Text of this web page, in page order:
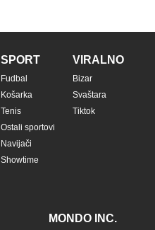
SPORT
Fudbal
Košarka
Tenis
Ostali sportovi
Navijači
Showtime
VIRALNO
Bizar
Svaštara
Tiktok
MONDO INC.